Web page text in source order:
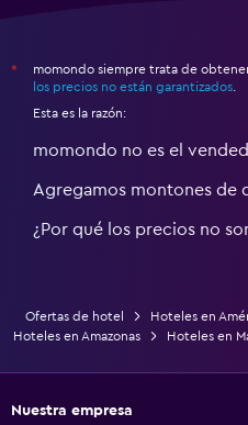
*
momondo siempre trata de
los precios no están garantizados
Esta es la razón:
momondo no es el
Agregamos montones de
¿Por qué los precios no
Ofertas de hotel Hoteles en
Hoteles en Amazonas
Hoteles en
Nuestra empresa